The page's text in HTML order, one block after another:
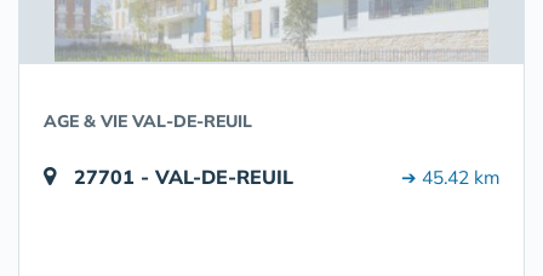
AGE & VIE VAL-DE-REUIL
27701 - VAL-DE-REUIL ➔ 45.42 km